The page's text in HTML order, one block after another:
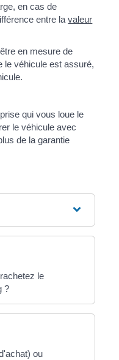
en cas de
entre lavaleur
en mesure de
le véhicule est assuré,
qui vous loue le
le véhicule avec
de la garantie
le
?
ou